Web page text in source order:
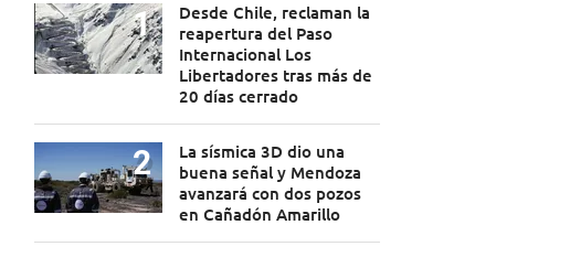
Desde Chile, reclaman la
reapertura del Paso
Internacional Los
Libertadores tras más de
20 días cerrado
La sísmica 3D dio una
buena señal y Mendoza
avanzará con dos pozos
en Cañadón Amarillo